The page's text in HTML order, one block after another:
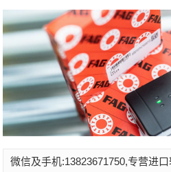
微信及手机:13823671750,专营进